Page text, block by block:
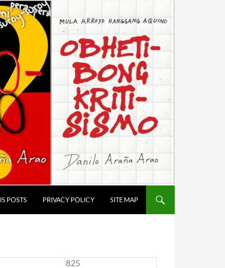
POSTS PRIVACY POLICY SITE MAP
825